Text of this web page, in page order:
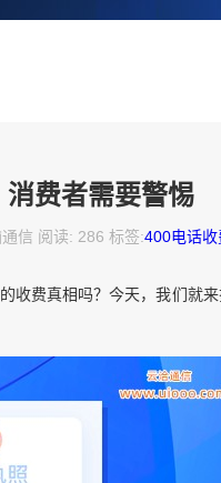
费者需要警惕
信 阅读: 286 标签:400电话收
收费真相吗？今天，我们就